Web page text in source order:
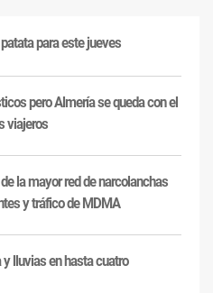
para este jueves
pero Almería se queda con el
viajeros
la mayor red de narcolanchas
y tráfico de MDMA
lluvias en hasta cuatro